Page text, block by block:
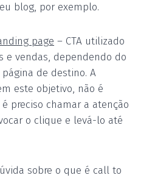
blog, por exemplo.
page – CTA utilizado
e vendas, dependendo do
de destino. A
este objetivo, não é
é preciso chamar a atenção
o clique e levá-lo até
sobre o que é call to